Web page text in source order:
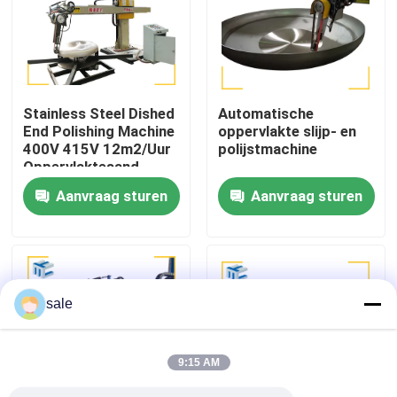
Fabriekstocht
Kwaliteitscontrole
Neem contact met ons op
Nieuws
Gevallen
Vraag een offerte
Stainless Steel Dished
End Polishing Machine
400V 415V 12m2/Uur
Oppervlaktesand
Aanvraag sturen
Automatische
oppervlakte slijp- en
polijstmachine
Aanvraag sturen
sale
9:15 AM